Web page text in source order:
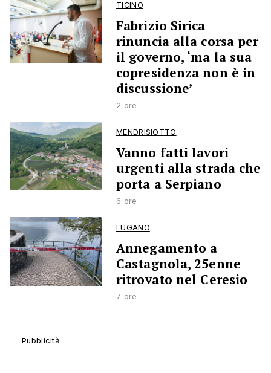
TICINO
Fabrizio Sirica
rinuncia alla corsa per
il governo, ‘ma la sua
copresidenza non è in
discussione’
2 ore
MENDRISIOTTO
Vanno fatti lavori
urgenti alla strada che
porta a Serpiano
6 ore
LUGANO
Annegamento a
Castagnola, 25enne
ritrovato nel Ceresio
7 ore